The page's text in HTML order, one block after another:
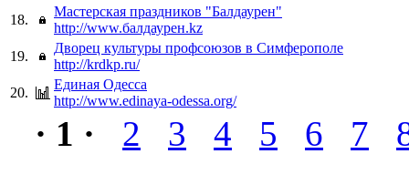
18.
Мастерская праздников "Балдаурен"
http://www.балдаурен.kz
19.
Дворец культуры профсоюзов в Симферополе
http://krdkp.ru/
20.
Единая Одесса
http://www.edinaya-odessa.org/
· 1 · 2 3 4 5 6 7